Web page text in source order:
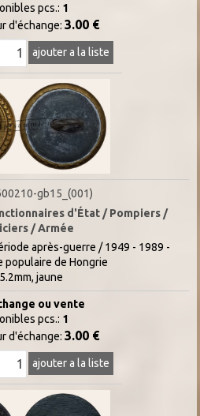
pcs.: 1
d'échange: 3.00 €
ajouter a la liste
gb15_(001)
d'État / Pompiers /
/ Armée
après-guerre / 1949 - 1989 -
populaire de Hongrie
jaune
ou vente
pcs.: 1
d'échange: 3.00 €
ajouter a la liste